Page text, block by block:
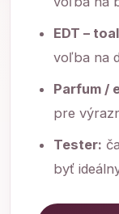
EDT –
voľba na
Parfum /
pre
Tester:
byť